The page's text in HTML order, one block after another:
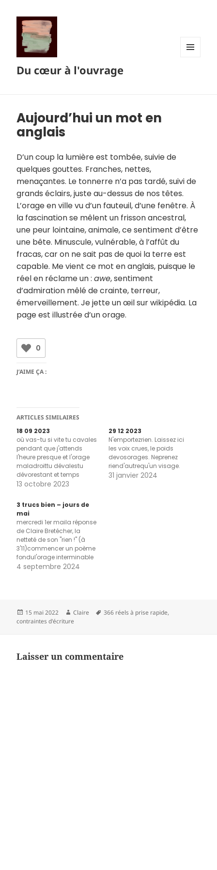
Du cœur à l'ouvrage
Aujourd’hui un mot en
anglais
D’un coup la lumière est tombée, suivie de
quelques gouttes. Franches, nettes,
menaçantes. Le tonnerre n’a pas tardé, suivi de
grands éclairs, juste au-dessus de nos têtes.
L’orage en ville vu d’un fauteuil, d’une fenêtre. À
la fascination se mêlent un frisson ancestral,
une peur lointaine, animale, ce sentiment d’être
une bête. Minuscule, vulnérable, à l’affût du
fracas, car on ne sait pas de quoi la terre est
capable. Me vient ce mot en anglais, puisque le
réel en réclame un :awe, sentiment
d’admiration mêlé de crainte, terreur,
émerveillement. Je jette un œil sur wikipédia. La
page est illustrée d’un orage.
0
J’AIME ÇA :
ARTICLES SIMILAIRES
18 09 2023
où vas-tu si vite tu cavales
pendant que j'attends
l'heure presque et l'orage
maladroittu dévalestu
dévorestant et temps
13 octobre 2023
29 12 2023
N'emportezrien. Laissez ici
les voix crues, le poids
devosorages. Neprenez
riend'autrequ'un visage.
31 janvier 2024
3 trucs bien – jours de
mai
mercredi 1er maila réponse
de Claire Bretécher, la
netteté de son "rien !" (à
3'11)commencer un poème
fondul'orage interminable
jeudi 2 maile journal du
que le vent et la nuit" cités…
4 septembre 2024
Publié
le
15 mai 2022 Auteur
Claire
Mots-
366 réels à prise rapide,
contraintes d'écriture
Laisser un commentaire